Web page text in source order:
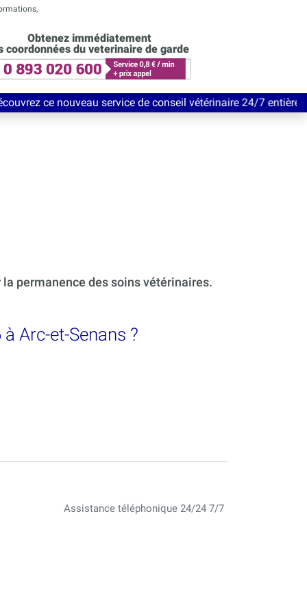
Obtenez immédiatement
coordonnées du veterinaire de garde
service de conseil vétérinaire 24/7 entièrement Gratuit
permanence des soins vétérinaires.
Arc-et-Senans ?
Assistance téléphonique 24/24 7/7